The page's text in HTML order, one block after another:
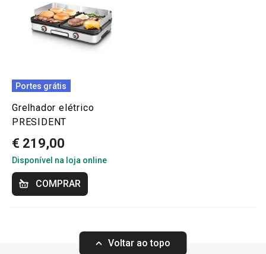
Portes grátis
Grelhador elétrico
PRESIDENT
€ 219,00
Disponível na loja online
COMPRAR
Voltar ao topo